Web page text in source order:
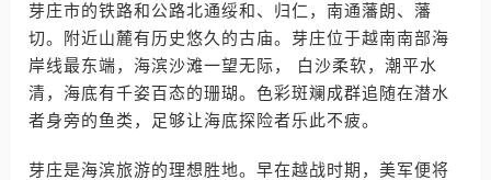
芽庄市的铁路和公路北通绥和、归仁，南通藩朗、藩
切。附近山麓有历史悠久的古庙。芽庄位于越南南部海
岸线最东端，海滨沙滩一望无际， 白沙柔软，潮平水
清，海底有千姿百态的珊瑚。色彩斑斓成群追随在潜水
者身旁的鱼类，足够让海底探险者乐此不疲。
芽庄是海滨旅游的理想胜地。早在越战时期，美军便将